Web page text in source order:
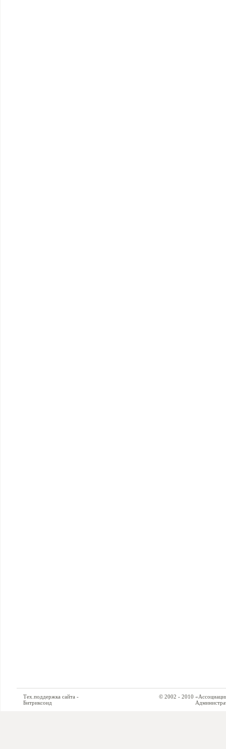
Тех.поддержка сайта -
Битриксоид
© 2002 - 2010 «Ассоциация